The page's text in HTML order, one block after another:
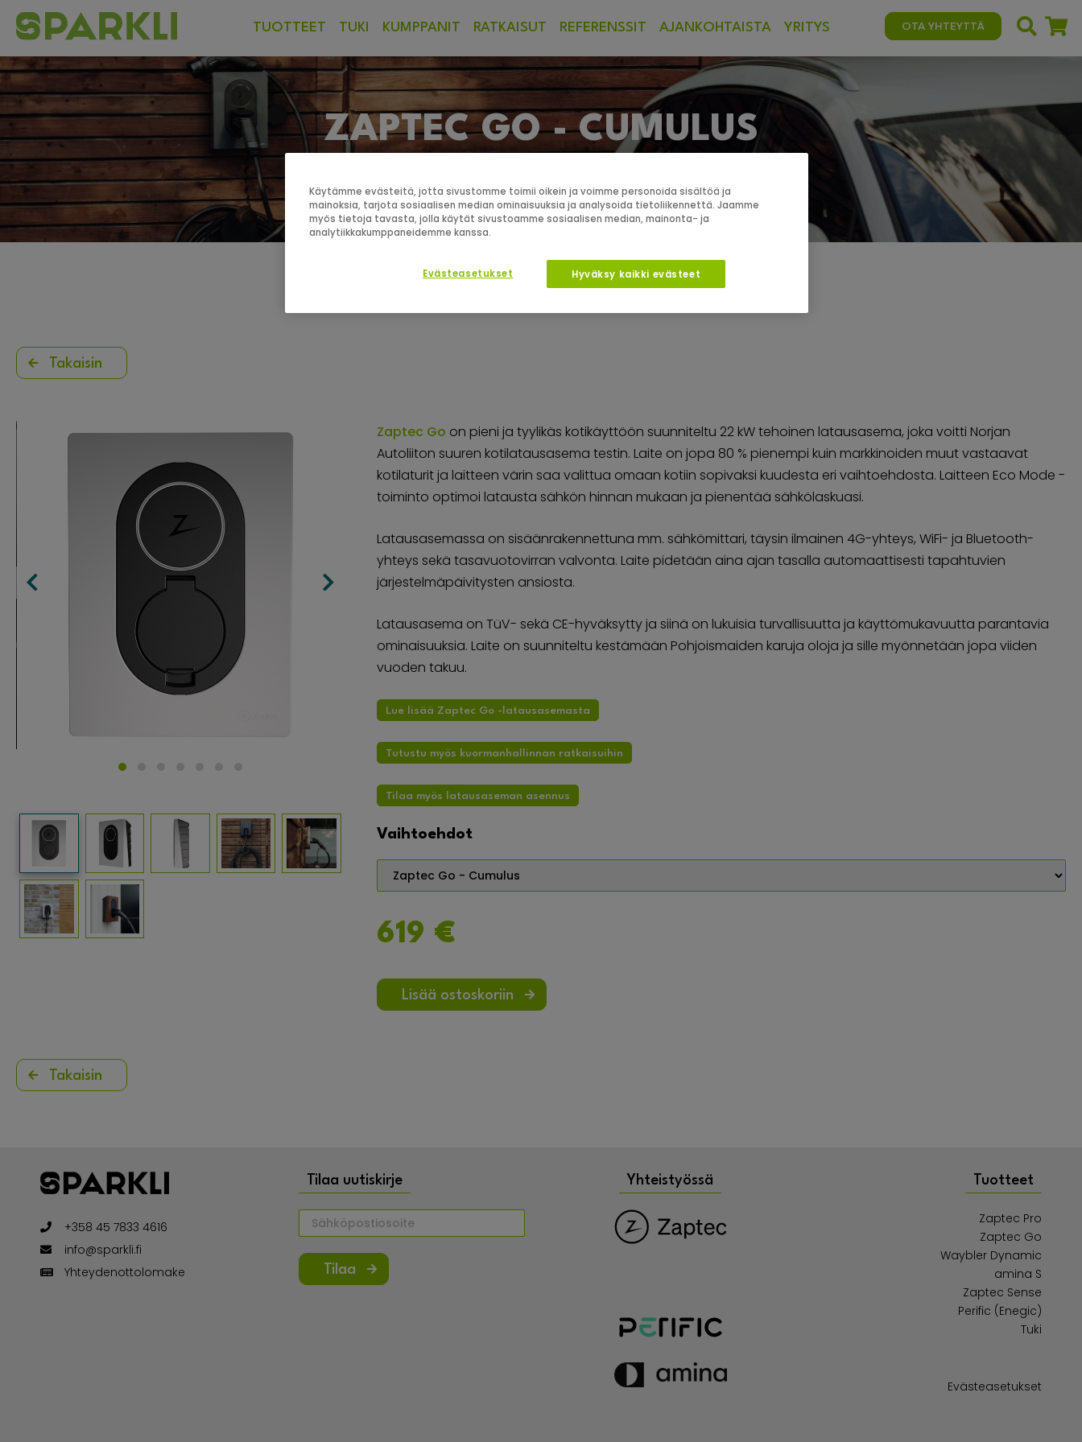
TUOTTEET TUKI KUMPPANIT RATKAISUT REFERENSSIT AJANKOHTAISTA YRITYS OTA YHTEYTTÄ
ZAPTEC GO - CUMULUS
Takaisin
Zaptec Go on pieni ja tyylikäs kotikäyttöön suunniteltu 22 kW tehoinen latausasema, joka voitti Norjan
Autoliiton suuren kotilatausasema testin. Laite on jopa 80 % pienempi kuin markkinoiden muut vastaavat
kotilaturit ja laitteen värin saa valittua omaan kotiin sopivaksi kuudesta eri vaihtoehdosta. Laitteen Eco Mode -
toiminto optimoi latausta sähkön hinnan mukaan ja pienentää sähkölaskuasi.
Latausasemassa on sisäänrakennettuna mm. sähkömittari, täysin ilmainen 4G-yhteys, WiFi- ja Bluetooth-
yhteys sekä tasavuotovirran valvonta. Laite pidetään aina ajan tasalla automaattisesti tapahtuvien
järjestelmäpäivitysten ansiosta.
Latausasema on TüV- sekä CE-hyväksytty ja siinä on lukuisia turvallisuutta ja käyttömukavuutta parantavia
ominaisuuksia. Laite on suunniteltu kestämään Pohjoismaiden karuja oloja ja sille myönnetään jopa viiden
vuoden takuu.
Lue lisää Zaptec Go -latausasemasta
Tutustu myös kuormanhallinnan ratkaisuihin
Tilaa myös latausaseman asennus
Vaihtoehdot
619 €
Lisää ostoskoriin
Takaisin
+358 45 7833 4616
info@sparkli.fi
Yhteydenottolomake
Tilaa uutiskirje
Tilaa
Yhteistyössä Tuotteet
Zaptec Pro
Zaptec Go
Waybler Dynamic
amina S
Zaptec Sense
Perific (Enegic)
Tuki
Evästeasetukset
Käytämme evästeitä, jotta sivustomme toimii oikein ja voimme personoida sisältöä ja
mainoksia, tarjota sosiaalisen median ominaisuuksia ja analysoida tietoliikennettä. Jaamme
myös tietoja tavasta, jolla käytät sivustoamme sosiaalisen median, mainonta- ja
analytiikkakumppaneidemme kanssa.
Evästeasetukset Hyväksy kaikki evästeet